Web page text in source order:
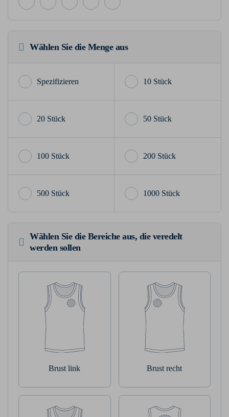
Wählen Sie die Menge aus
10 Stück
20 Stück 50 Stück
100 Stück 200 Stück
500 Stück 1000 Stück
Wählen Sie die Bereiche aus, die veredelt
werden sollen
Brust link Brust recht